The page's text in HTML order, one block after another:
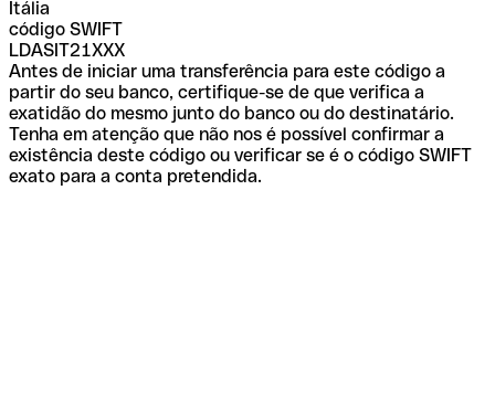
Itália
código SWIFT
LDASIT21XXX
Antes de iniciar uma transferência para este código a
partir do seu banco, certifique-se de que verifica a
exatidão do mesmo junto do banco ou do destinatário.
Tenha em atenção que não nos é possível confirmar a
existência deste código ou verificar se é o código SWIFT
exato para a conta pretendida.